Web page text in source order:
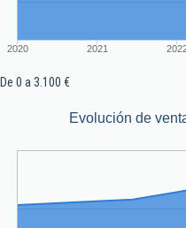
2020 2021
De 0 a 3.100 €
Evolución de